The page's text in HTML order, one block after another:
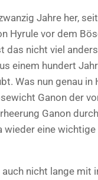
Jahre her,
Hyrule vor dem
das nicht viel
einem hundert
Was nun genau
Ganon der
Ganon
eine
nicht lange mit